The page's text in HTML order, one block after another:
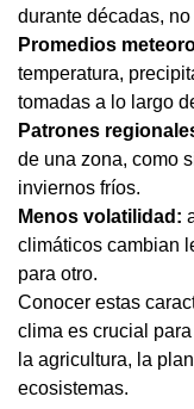
durante décadas,
Promedios
temperatura,
tomadas a lo largo
Patrones
de una zona, como
inviernos fríos.
Menos volatilidad:
climáticos cambian
para otro.
Conocer estas
clima es crucial
la agricultura, la
ecosistemas.